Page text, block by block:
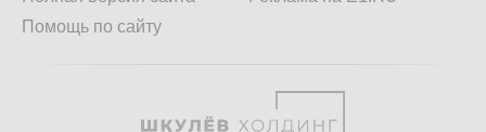
Помощь по сайту